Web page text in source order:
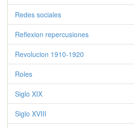
Redes sociales
Reflexion repercusiones
Revolucion 1910-1920
Roles
Siglo XIX
Siglo XVIII